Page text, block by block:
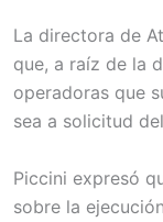
La directora de
que, a raíz de la
operadoras que
sea a solicitud
Piccini expresó
sobre la